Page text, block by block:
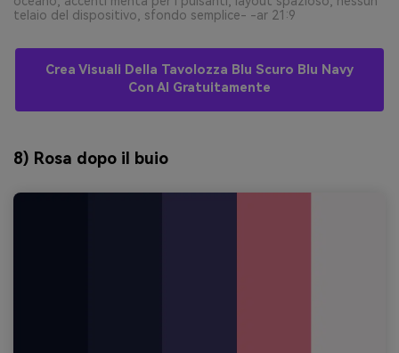
telaio del dispositivo, sfondo semplice- -ar 21:9
Crea Visuali Della Tavolozza Blu Scuro Blu Navy
Con AI Gratuitamente
8) Rosa dopo il buio